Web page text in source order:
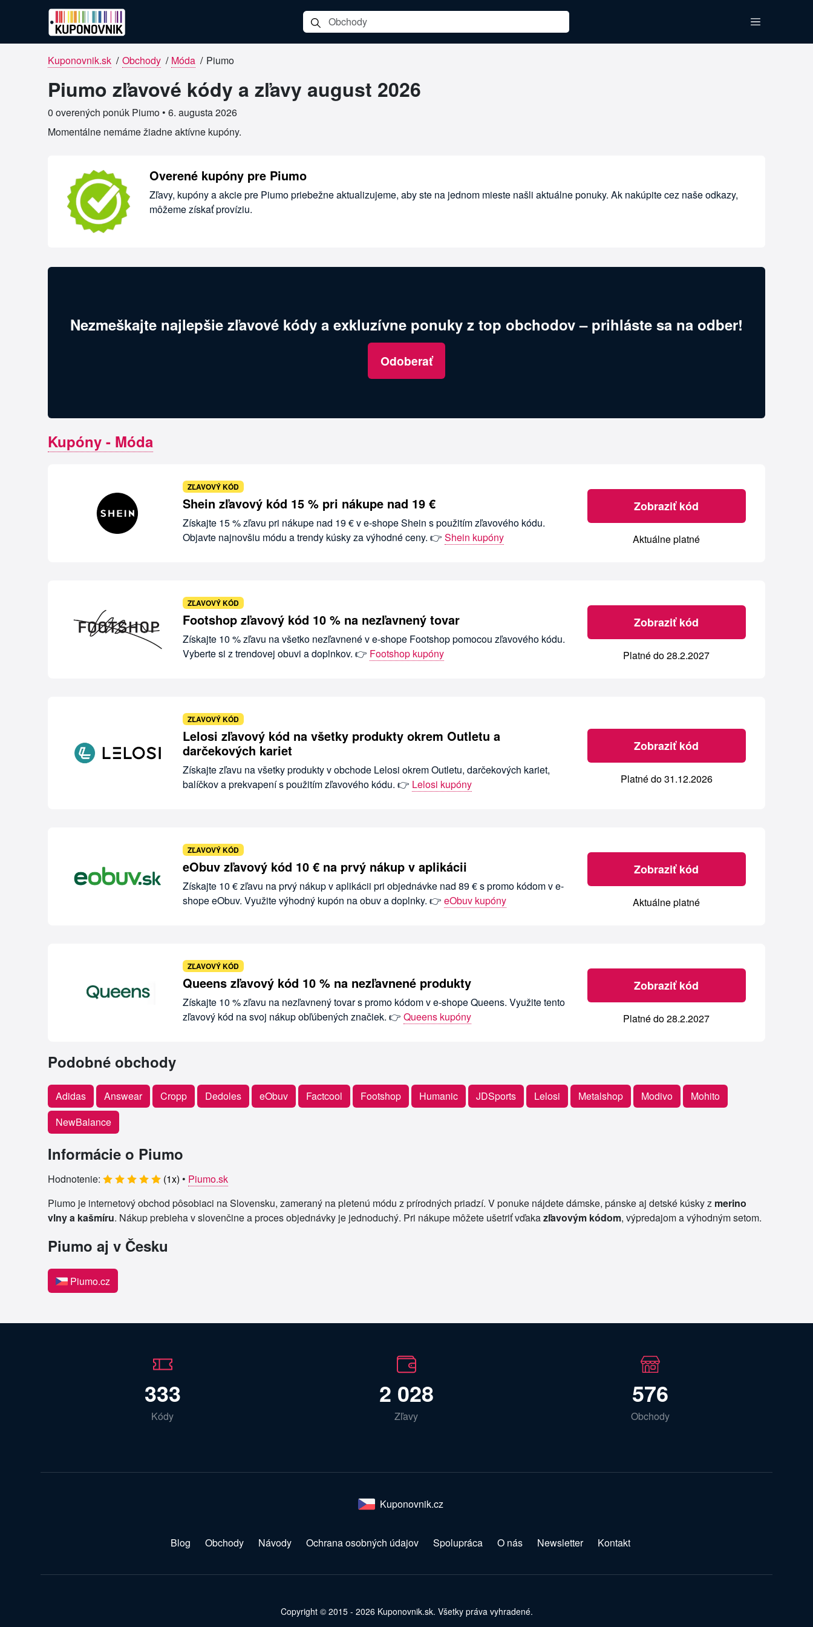
Kuponovnik.sk / Obchody / Móda / Piumo
Piumo zľavové kódy a zľavy august 2026
0 overených ponúk Piumo • 6. augusta 2026
Overené kupóny pre Piumo
Momentálne nemáme žiadne aktívne kupóny.
Overené kupóny pre Piumo
Zľavy, kupóny a akcie pre Piumo priebežne aktualizujeme, aby ste na jednom mieste našli aktuálne ponuky. Ak nakúpite cez naše odkazy,
môžeme získať províziu.
Nezmeškajte najlepšie zľavové kódy a exkluzívne ponuky z top obchodov – prihláste sa na odber!
Odoberať
Kupóny - Móda
ZĽAVOVÝ KÓD
Shein zľavový kód 15 % pri nákupe nad 19 €
Získajte 15 % zľavu pri nákupe nad 19 € v e-shope Shein s použitím zľavového kódu.
Objavte najnovšiu módu a trendy kúsky za výhodné ceny. 👉 Shein kupóny
Zobraziť kód
Aktuálne platné
ZĽAVOVÝ KÓD
Footshop zľavový kód 10 % na nezľavnený tovar
Získajte 10 % zľavu na všetko nezľavnené v e-shope Footshop pomocou zľavového kódu.
Vyberte si z trendovej obuvi a doplnkov. 👉 Footshop kupóny
Zobraziť kód
Platné do 28.2.2027
ZĽAVOVÝ KÓD
Lelosi zľavový kód na všetky produkty okrem Outletu a
darčekových kariet
Získajte zľavu na všetky produkty v obchode Lelosi okrem Outletu, darčekových kariet,
balíčkov a prekvapení s použitím zľavového kódu. 👉 Lelosi kupóny
Zobraziť kód
Platné do 31.12.2026
ZĽAVOVÝ KÓD
eObuv zľavový kód 10 € na prvý nákup v aplikácii
Získajte 10 € zľavu na prvý nákup v aplikácii pri objednávke nad 89 € s promo kódom v e-
shope eObuv. Využite výhodný kupón na obuv a doplnky. 👉 eObuv kupóny
Zobraziť kód
Aktuálne platné
ZĽAVOVÝ KÓD
Queens zľavový kód 10 % na nezľavnené produkty
Získajte 10 % zľavu na nezľavnený tovar s promo kódom v e-shope Queens. Využite tento
zľavový kód na svoj nákup obľúbených značiek. 👉 Queens kupóny
Zobraziť kód
Platné do 28.2.2027
Podobné obchody
Adidas Answear Cropp Dedoles eObuv Factcool Footshop Humanic JDSports Lelosi Metalshop Modivo
Mohito
NewBalance
Informácie o Piumo
Hodnotenie: (1x) • Piumo.sk
Piumo je internetový obchod pôsobiaci na Slovensku, zameraný na pletenú módu z prírodných priadzí. V ponuke nájdete dámske, pánske aj detské kúsky z merino
vlny a kašmíru. Nákup prebieha v slovenčine a proces objednávky je jednoduchý. Pri nákupe môžete ušetriť vďakazľavovým kódom, výpredajom a výhodným setom.
Piumo aj v Česku
Piumo.cz
333
Kódy
2 028
Zľavy
576
Obchody
Kuponovnik.cz
Blog Obchody Návody Ochrana osobných údajov Spolupráca O nás Newsletter Kontakt
Copyright © 2015 - 2026 Kuponovnik.sk. Všetky práva vyhradené.